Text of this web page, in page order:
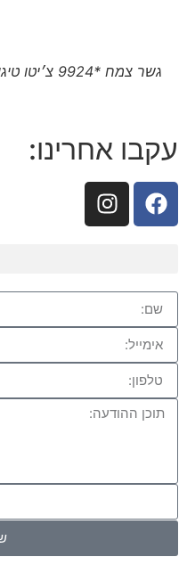
גשר צמח *9924 צ׳יטו טיגו 8 פרו המותג הסיני הגיע לצפון
עקבו אחרינו: